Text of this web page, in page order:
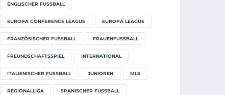
ENGLISCHER FUSSBALL
EUROPA CONFERENCE LEAGUE EUROPA LEAGUE
FRANZÖSISCHER FUSSBALL FRAUENFUSSBALL
FREUNDSCHAFTSSPIEL INTERNATIONAL
ITALIENISCHER FUSSBALL JUNIOREN MLS
REGIONALLIGA SPANISCHER FUSSBALL